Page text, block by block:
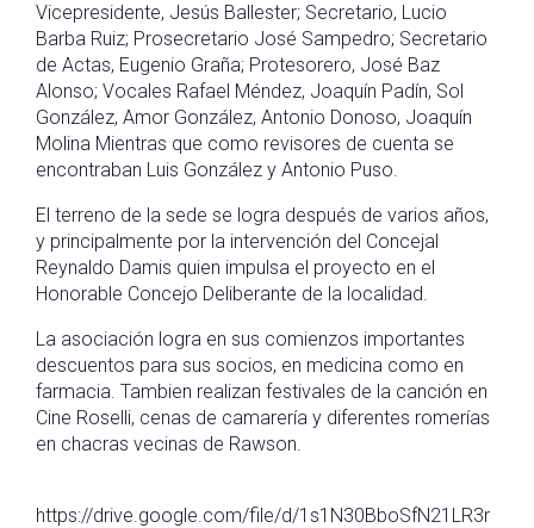
Vicepresidente, Jesús Ballester; Secretario, Lucio
Barba Ruiz; Prosecretario José Sampedro; Secretario
de Actas, Eugenio Graña; Protesorero, José Baz
Alonso; Vocales Rafael Méndez, Joaquín Padín, Sol
González, Amor González, Antonio Donoso, Joaquín
Molina Mientras que como revisores de cuenta se
encontraban Luis González y Antonio Puso.
El terreno de la sede se logra después de varios años,
y principalmente por la intervención del Concejal
Reynaldo Damis quien impulsa el proyecto en el
Honorable Concejo Deliberante de la localidad.
La asociación logra en sus comienzos importantes
descuentos para sus socios, en medicina como en
farmacia. Tambien realizan festivales de la canción en
Cine Roselli, cenas de camarería y diferentes romerías
en chacras vecinas de Rawson.
https://drive.google.com/file/d/1s1N30BboSfN21LR3r